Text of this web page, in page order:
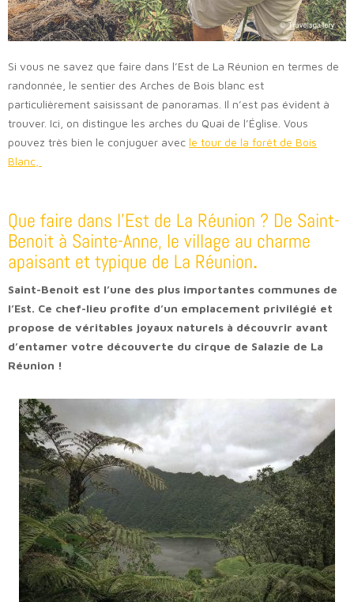
Si vous ne savez que faire dans l’Est de La Réunion en termes de
randonnée, le sentier des Arches de Bois blanc est
particulièrement saisissant de panoramas. Il n’est pas évident à
trouver. Ici, on distingue les arches du Quai de l’Église. Vous
pouvez très bien le conjuguer avec le tour de la forêt de Bois
Blanc,
Que faire dans l’Est de La Réunion ? De Saint-
Benoit à Sainte-Anne, le village au charme
apaisant et typique de La Réunion.
Saint-Benoit est l’une des plus importantes communes de
l’Est. Ce chef-lieu profite d’un emplacement privilégié et
propose de véritables joyaux naturels à découvrir avant
d’entamer votre découverte du cirque de Salazie de La
Réunion !